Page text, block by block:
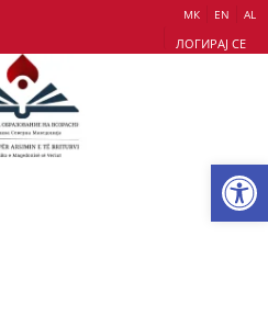
МК EN AL
ЛОГИРАЈ СЕ